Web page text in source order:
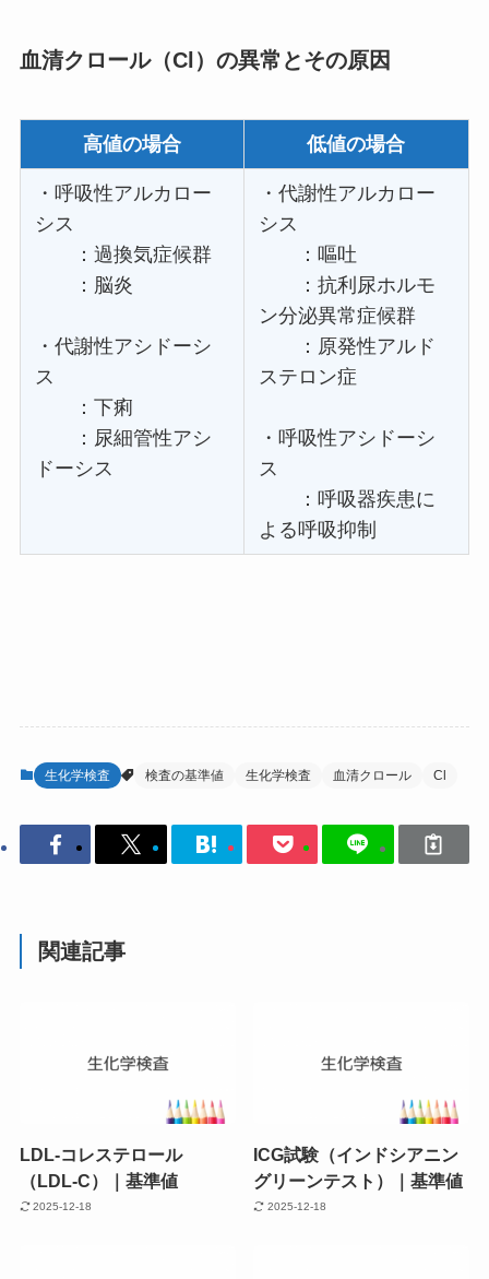
血清クロール（Cl）の異常とその原因
高値の場合 低値の場合
・呼吸性アルカロー
シス
：過換気症候群
：脳炎
・代謝性アシドーシ
ス
：下痢
：尿細管性アシ
ドーシス
・代謝性アルカロー
シス
：嘔吐
：抗利尿ホルモ
ン分泌異常症候群
：原発性アルド
ステロン症
・呼吸性アシドーシ
ス
：呼吸器疾患に
よる呼吸抑制
生化学検査 検査の基準値 生化学検査 血清クロール Cl
関連記事
LDL-コレステロール
（LDL-C）｜基準値
2025-12-18
ICG試験（インドシアニン
グリーンテスト）｜基準値
2025-12-18